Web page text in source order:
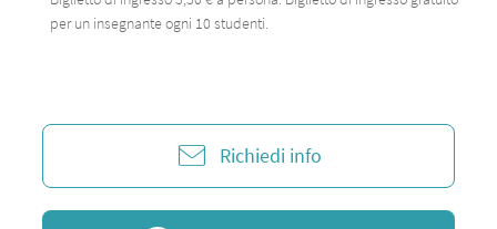
per un insegnante ogni 10 studenti.
Richiedi info